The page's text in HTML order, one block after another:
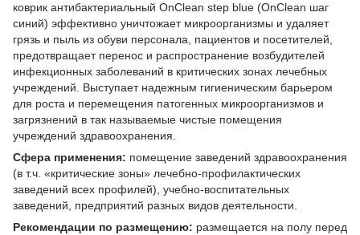
коврик антибактериальный OnClean step blue (OnClean шаг
синий) эффективно уничтожает микроорганизмы и удаляет
грязь и пыль из обуви персонала, пациентов и посетителей,
предотвращает перенос и распространение возбудителей
инфекционных заболеваний в критических зонах лечебных
учреждений. Выступает надежным гигиеническим барьером
для роста и перемещения патогенных микроорганизмов и
загрязнений в так называемые чистые помещения
учреждений здравоохранения.
Сфера применения: помещение заведений здравоохранения
(в т.ч. «критические зоны» лечебно-профилактических
заведений всех профилей), учебно-воспитательных
заведений, предприятий разных видов деятельности.
Рекомендации по размещению: размещается на полу перед